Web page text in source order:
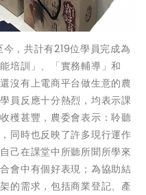
，共計有219位學員完成為
培訓」、「實務輔導」和
沒有上電商平台做生意的農
員反應十分熱烈，均表示課
穫甚豐，農委會表示：聆聽
同時也反映了許多現行運作
己在課堂中所聽所聞所學來
會中有個好表現；為協助結
的需求，包括商業登記、產